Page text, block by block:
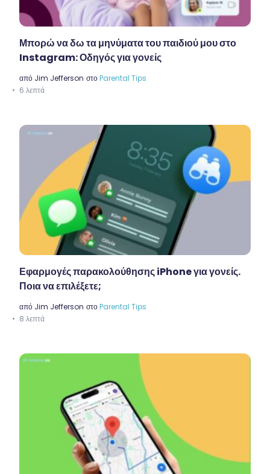
Μπορώ να δω τα μηνύματα του παιδιού μου στο
Instagram: Οδηγός για γονείς
από Jim Jefferson στοParental Tips
6 λεπτά
Εφαρμογές παρακολούθησης iPhone για γονείς.
Ποια να επιλέξετε;
από Jim Jefferson στοParental Tips
8 λεπτά